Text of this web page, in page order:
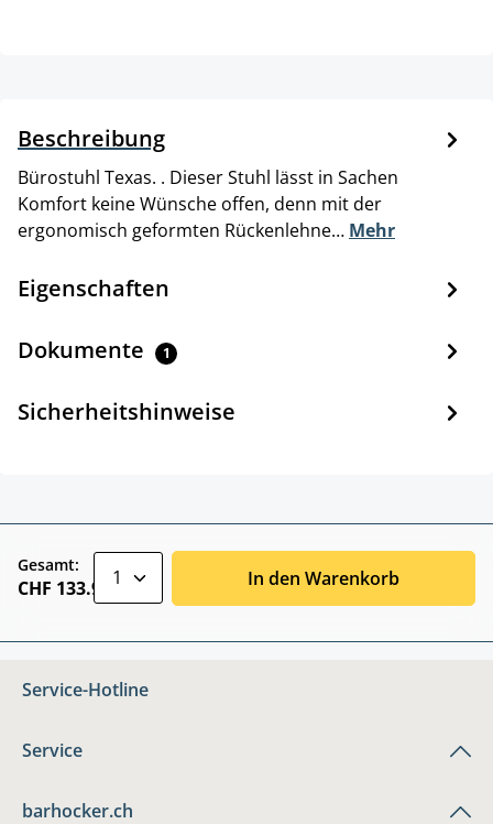
Beschreibung
Bürostuhl Texas. . Dieser Stuhl lässt in Sachen
Komfort keine Wünsche offen, denn mit der
ergonomisch geformten Rückenlehne… Mehr
Eigenschaften
Dokumente 1
Sicherheitshinweise
Gesamt:
CHF 133.90 In den Warenkorb
Service-Hotline
Service
barhocker.ch